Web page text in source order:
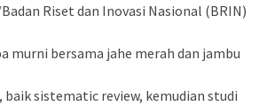
Riset dan Inovasi Nasional (BRIN)
murni bersama jahe merah dan jambu
sistematic review, kemudian studi